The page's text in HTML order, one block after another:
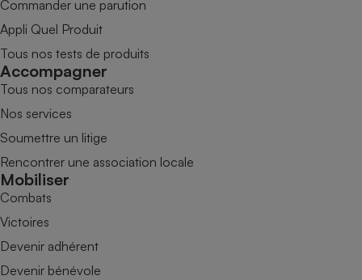
Commander une parution
Appli Quel Produit
Tous nos tests de produits
Accompagner
Tous nos comparateurs
Nos services
Soumettre un litige
Rencontrer une association locale
Mobiliser
Combats
Victoires
Devenir adhérent
Devenir bénévole